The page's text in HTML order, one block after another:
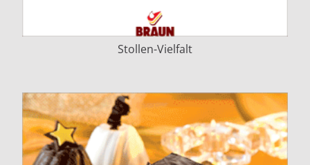
Stollen-Vielfalt